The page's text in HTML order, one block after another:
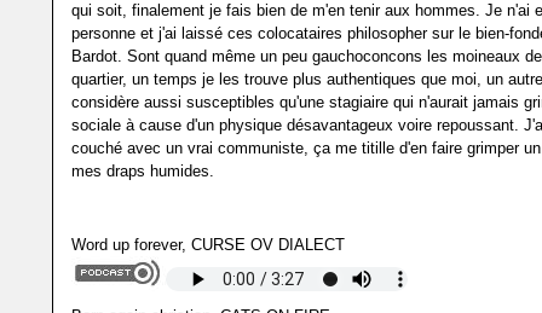
qui soit, finalement je fais bien de m'en tenir aux hommes. Je n'ai
personne et j'ai laissé ces colocataires philosopher sur le bien-
Bardot. Sont quand même un peu gauchoconcons les moineaux
quartier, un temps je les trouve plus authentiques que moi, un
considère aussi susceptibles qu'une stagiaire qui n'aurait jamais
sociale à cause d'un physique désavantageux voire repoussant.
couché avec un vrai communiste, ça me titille d'en faire grimper
mes draps humides.
Word up forever, CURSE OV DIALECT